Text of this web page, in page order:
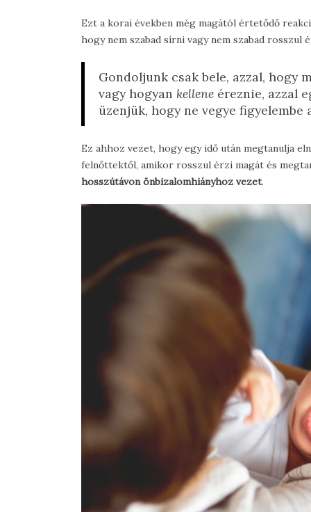
Ezt a korai években még magától értetődő
hogy nem szabad sírni vagy nem szabad rosszul
Gondoljunk csak bele, azzal, hogy
vagy hogyan kellene éreznie, azzal
üzenjük, hogy ne vegye
Ez ahhoz vezet, hogy egy idő után megtanulja
felnőttektől, amikor rosszul érzi magát és
hosszútávon önbizalomhiányhoz vezet.